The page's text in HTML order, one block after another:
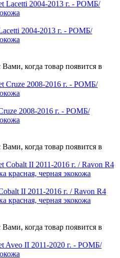
2004-2013 г. - РОМБ/
когда товар появится в
2008-2016 г. - РОМБ/
когда товар появится в
II 2011-2016 г. / Ravon R4
красная, черная экокожа
когда товар появится в